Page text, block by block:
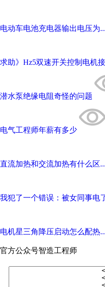
电动车电池充电器输出电压为...
求助》Hz5双速开关控制电机
潜水泵绝缘电阻奇怪的问题
电气工程师年薪有多少
直流加热和交流加热有什么区...
我犯了一个错误：被女同事电
电机星三角降压启动怎么配热...
官方公众号智造工程师